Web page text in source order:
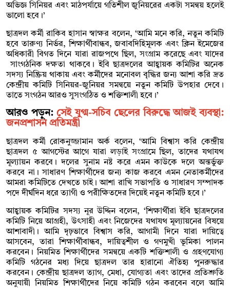
অভিজ্ঞ সিনিয়র এবং মাঠপর্যায়ে গতিশীল জুনিয়রের একটা সমন্বয় হলেই
ভালো হবে।’
ছাত্রদল কর্মী রাকিব হাসান স্বাক্ষর বলেন, ‘আমি মনে করি, নতুন কমিটি
হবে তারুণ্য নির্ভর, শিক্ষার্থীবান্ধব, জবাবদিহিমূলক এবং ক্লিন ইমেজের
অধিকারী বিগত দিনে যারা রাজপথে ছিল, সংগ্রাম করেছে এবং যাদের
সাংগঠনিক দক্ষতা থাকবে। ইবি ছাত্রদলের আহ্বায়ক কমিটির অনেক
সদস্য নিষ্ক্রিয় থাকায় এবং কর্মীদের মনোবল বৃদ্ধির জন্য আশা করি দ্রত
কেন্দ্রীয় কমিটি সিনিয়র-জুনিয়র সমন্বয়ে নতুন কমিটি উপহার দেবে।
তাতে সংগঠন আরও সুসংগঠিত ও শক্তিশালী হবে।’
আরও পড়ুন:সেই যুগ্ম-সচিব ছেলের বিরুদ্ধে আজই ব্যবস্থা:
জনপ্রশাসন প্রতিমন্ত্রী
ছাত্রদল কর্মী রোকনুজ্জামান অর্ক বলেন, ‘আমি বিশ্বাস করি কেন্দ্রীয়
ছাত্রদল ৫ আগস্টের আগে যারা লড়াই সংগ্রামে ছিল, তাদের যথাযথ
মূল্যায়ন করবে। দলের সুনাম নষ্ট করে এমন কাউকে দলে অন্তর্ভুক্ত
করবে না। সাধারণ শিক্ষার্থীদের জন্য কাজ করবে এমন নেতাকর্মীদের
আমরা কমিটিতে দেখতে চাই। আশা রাখি সভাপতি ও সাধারণ সম্পাদক
পদে দীর্ঘদিন ধরে ত্যাগী ও পরীক্ষিতদের দিয়েই নতুন কমিটি হবে।’
আহ্বায়ক কমিটির সদস্য নূর উদ্দিন বলেন, ‘শিক্ষার্থীরা ইবি ছাত্রদলের
কমিটি নিয়ে আগ্রহী, উৎসাহী এবং নিজেদের যথাযথ মূল্যায়নের বিষয়ে
আশাবাদী। আমি দৃঢ়ভাবে বিশ্বাস করি, আগামী দিনে যারা দায়িত্বে
আসবেন, তারা শিক্ষার্থীবান্ধব, দায়িত্বশীল ও গণমুখী ভূমিকা পালন
করবেন। নিয়মিত শিক্ষার্থীদের সমন্বয়ে একটি শক্তিশালী ও গ্রহণযোগ্য
কমিটি গঠনের মধ্য দিয়ে ছাত্রদল তার হারানো ঐতিহ্য পুনরুদ্ধার
করবেন। কেন্দ্রীয় ছাত্রদল ত্যাগ, মেধা, যোগ্যতা এবং তাদের প্রতিশ্রুতি
অনুযায়ী নিয়মিত শিক্ষার্থীদের নিয়ে কমিটি গঠন করবেন বলে আমি